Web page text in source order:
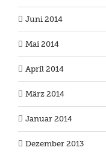
Juni 2014
Mai 2014
April 2014
März 2014
Januar 2014
Dezember 2013